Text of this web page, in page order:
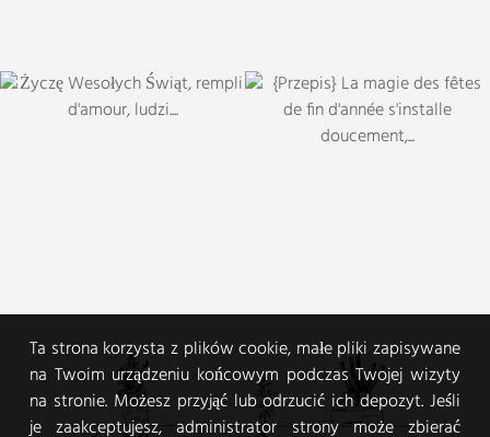
Ta strona korzysta z plików cookie, małe pliki zapisywane
na Twoim urządzeniu końcowym podczas Twojej wizyty
na stronie. Możesz przyjąć lub odrzucić ich depozyt. Jeśli
je zaakceptujesz, administrator strony może zbierać